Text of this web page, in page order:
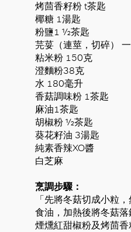
烤茴香籽粉 t茶匙
椰糖 1湯匙
粉鹽1 ½茶匙
芫荽（連莖，切碎）
粘米粉 150克
澄麵粉38克
水 180毫升
香菇調味粉 1茶匙
麻油1茶匙
胡椒粉 ½茶匙
葵花籽油 3湯匙
純素香辣XO醬
白芝麻
烹調步驟：
「先將冬菇切成小粒
食油，加熱後將冬菇
煙燻紅甜椒粉及烤茴香